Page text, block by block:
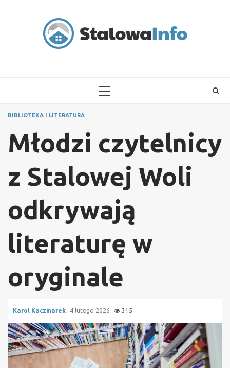
PRIMARY
BIBLIOTEKA I LITERATURA
Młodzi czytelnicy
z Stalowej Woli
odkrywają
literaturę w
oryginale
Karol Kaczmarek 4 lutego 2026 315